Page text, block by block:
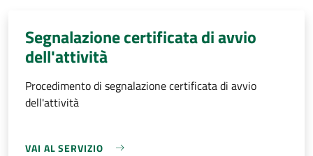
Segnalazione certificata di avvio
dell'attività
Procedimento di segnalazione certificata di avvio
dell'attività
VAI AL SERVIZIO